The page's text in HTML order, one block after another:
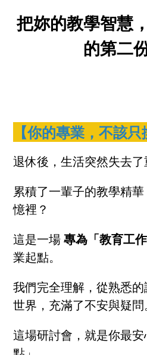
把妳的教學智慧
的第二
【你的專業，不該只
退休後，生活突然失去了
累積了一輩子的教學精
憶裡？
這是一場專為「教育工
業起點。
我們完全理解，從熟悉
世界，充滿了不安與疑問
這場研討會，就是你最